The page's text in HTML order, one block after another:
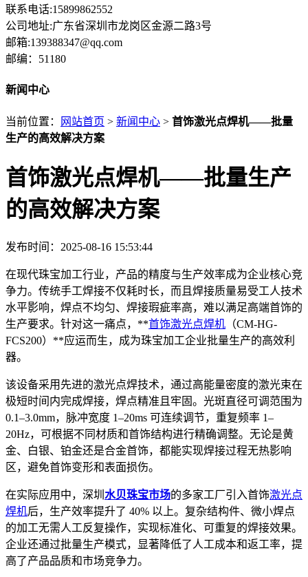
联系电话:15899862552
公司地址:广东省深圳市龙岗区金源二路3号
邮箱:139388347@qq.com
邮编：51180
新闻中心
当前位置： 网站首页 > 新闻中心 > 首饰激光点焊机——批量
生产的高效解决方案
首饰激光点焊机——批量生产
的高效解决方案
发布时间：2025-08-16 15:53:44
在现代珠宝加工行业，产品的精度与生产效率成为企业核心竞
争力。传统手工焊接不仅耗时长，而且焊接质量易受工人技术
水平影响，焊点不均匀、焊接瑕疵率高，难以满足高端首饰的
生产要求。针对这一痛点，**首饰激光点焊机 （CM-HG-
FCS200）**应运而生，成为珠宝加工企业批量生产的高效利
器。
该设备采用先进的激光点焊技术，通过高能量密度的激光束在
极短时间内完成焊接，焊点精准且牢固。光斑直径可调范围为
0.1–3.0mm，脉冲宽度 1–20ms 可连续调节，重复频率 1–
20Hz，可根据不同材质和首饰结构进行精确调整。无论是黄
金、白银、铂金还是合金首饰，都能实现焊接过程无热影响
区，避免首饰变形和表面损伤。
在实际应用中，深圳 水贝珠宝市场的多家工厂引入首饰激光点
焊机后，生产效率提升了 40% 以上。复杂结构件、微小焊点
的加工无需人工反复操作，实现标准化、可重复的焊接效果。
企业还通过批量生产模式，显著降低了人工成本和返工率，提
高了产品品质和市场竞争力。